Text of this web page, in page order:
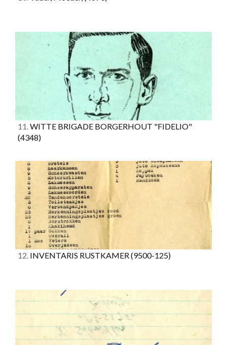
11.WITTE BRIGADE BORGERHOUT "FIDELIO"
(4348)
12. INVENTARIS RUSTKAMER(9500-125)